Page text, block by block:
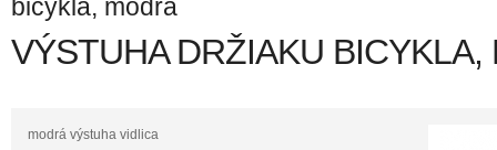
bicykla, modrá
VÝSTUHA DRŽIAKU BICYKLA,
modrá výstuha vidlica